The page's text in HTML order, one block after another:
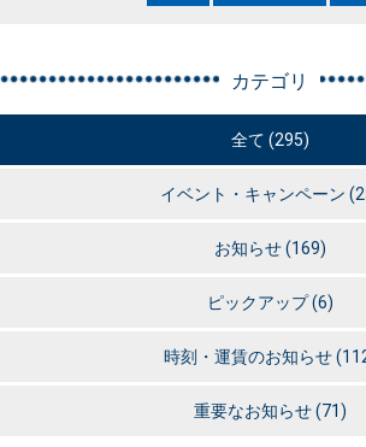
カテゴリ
全て (295)
イベント・キャンペーン
お知らせ(169)
ピックアップ(6)
時刻・運賃のお知らせ
重要なお知らせ(71)